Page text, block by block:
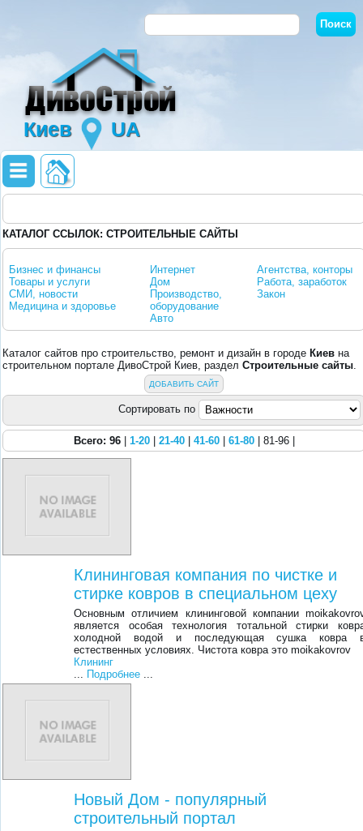
Киев UA
КАТАЛОГ ССЫЛОК: СТРОИТЕЛЬНЫЕ САЙТЫ
Бизнес и финансы
Товары и услуги
СМИ, новости
Медицина и здоровье
Интернет
Дом
Производство,
оборудование
Авто
Агентства, конторы
Работа, заработок
Закон
Каталог сайтов про строительство, ремонт и дизайн в городе Киев на
строительном портале ДивоСтрой Киев, раздел Строительные сайты.
ДОБАВИТЬ САЙТ
Сортировать по
Всего: 96| 1-20| 21-40| 41-60| 61-80| 81-96 |
Клининговая компания по чистке и
стирке ковров в специальном цеху
Основным отличием клининговой компании
является особая технология тотальной стирки
холодной водой и последующая сушка ковра
естественных условиях. Чистота ковра это moikakovrov
Клининг
Подробнее
Новый Дом - популярный
строительный портал